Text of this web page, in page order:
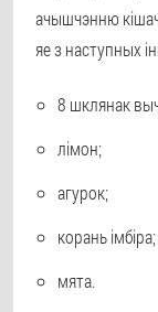
ачышчэнню
яе з наступных
8 шклянак
лімон;
агурок;
корань імбіра;
мята.